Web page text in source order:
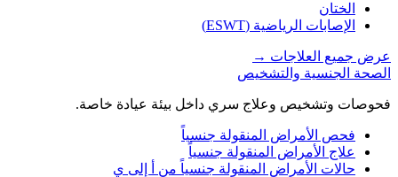
الختان
الإصابات الرياضية (ESWT)
عرض جميع العلاجات →
الصحة الجنسية والتشخيص
فحوصات وتشخيص وعلاج سري داخل بيئة عيادة خاصة.
فحص الأمراض المنقولة جنسياً
علاج الأمراض المنقولة جنسياً
حالات الأمراض المنقولة جنسياً من أ إلى ي